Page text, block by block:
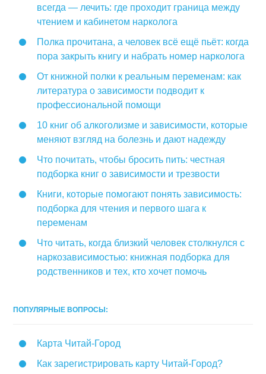
всегда — лечить: где проходит граница между
чтением и кабинетом нарколога
Полка прочитана, а человек всё ещё пьёт: когда
пора закрыть книгу и набрать номер нарколога
От книжной полки к реальным переменам: как
литература о зависимости подводит к
профессиональной помощи
10 книг об алкоголизме и зависимости, которые
меняют взгляд на болезнь и дают надежду
Что почитать, чтобы бросить пить: честная
подборка книг о зависимости и трезвости
Книги, которые помогают понять зависимость:
подборка для чтения и первого шага к
переменам
Что читать, когда близкий человек столкнулся с
наркозависимостью: книжная подборка для
родственников и тех, кто хочет помочь
ПОПУЛЯРНЫЕ ВОПРОСЫ:
Карта Читай-Город
Как зарегистрировать карту Читай-Город?